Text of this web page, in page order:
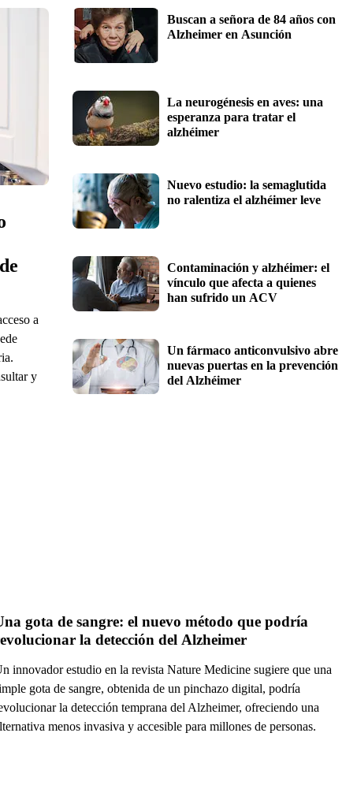
a
y
Buscan a señora de 84 años con
Alzheimer en Asunción
La neurogénesis en aves: una
esperanza para tratar el
alzhéimer
Nuevo estudio: la semaglutida
Contaminación y alzhéimer: el
vínculo que afecta a quienes
han sufrido un ACV
Un fármaco anticonvulsivo abre
nuevas puertas en la prevención
del Alzhéimer
gota de sangre: el nuevo método que podría
la detección del Alzheimer
innovador estudio en la revista Nature Medicine sugiere que una
gota de sangre, obtenida de un pinchazo digital, podría
la detección temprana del Alzheimer, ofreciendo una
menos invasiva y accesible para millones de personas.